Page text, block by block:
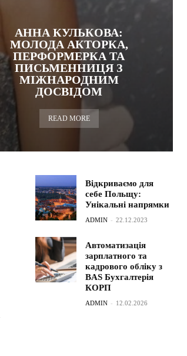
АННА КУЛЬКОВА:
МОЛОДА АКТОРКА,
ПЕРФОРМЕРКА ТА
ПИСЬМЕННИЦЯ З
МІЖНАРОДНИМ
ДОСВІДОМ
READ MORE
Відкриваємо для
себе Польщу:
Унікальні напрямки
ADMIN - 22.12.2023
Автоматизація
зарплатного та
кадрового обліку з
BAS Бухгалтерія
КОРП
ADMIN - 12.02.2026